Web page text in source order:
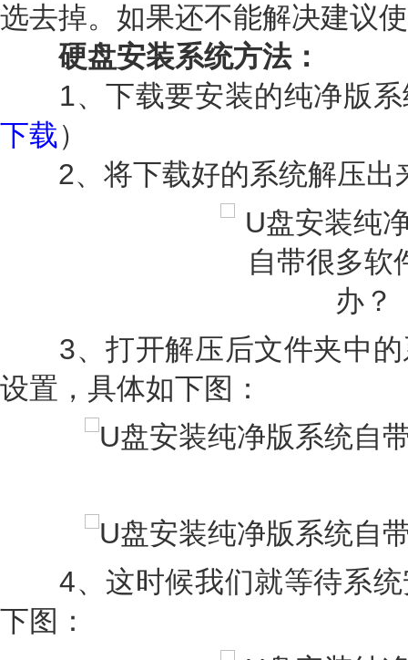
选去掉。如果还不能解决建议
硬盘安装系统方法：
1、下载要安装的纯净版系
下载）
2、将下载好的系统解压出
3、打开解压后文件夹中的
设置，具体如下图：
4、这时候我们就等待系统
下图：